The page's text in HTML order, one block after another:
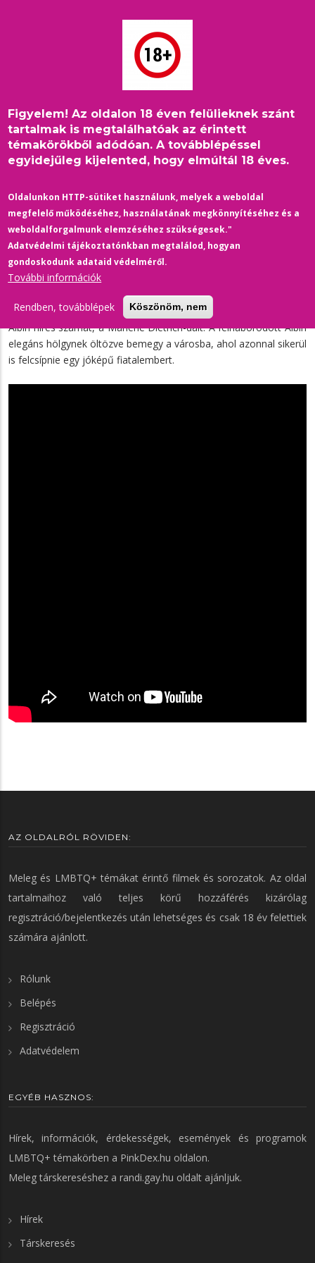
Figyelem! Az oldalon 18 éven felülieknek szánt
tartalmak is megtalálhatóak az érintett
témakörökből adódóan. A továbblépéssel
egyidejűleg kijelented, hogy elmúltál 18 éves.
Oldalunkon HTTP-sütiket használunk, melyek a weboldal
megfelelő működéséhez, használatának megkönnyítéséhez és a
weboldalforgalmunk elemzéséhez szükségesek."
Adatvédelmi tájékoztatónkban megtalálod, hogyan
gondoskodunk adataid védelméről.
További információk
Rendben, továbblépek Köszönöm, nem
La Cage aux Folles 2 /
Őrült nők ketrece 2 -
előzetes
29 March 2024/Comments
színes, szinkronos, francia, olasz, vígjáték, 101 perc, 1980
Az Őrült nők ketrecében megismert Renato és Albin újabb
kalamajkába keverednek. A lavinát ezúttal az indítja el, hogy
Renato a mulató új műsorában egy fiatal lánynak akarja adni
Albin híres számát, a Marlene Dietrich-dalt. A felháborodott Albin
elegáns hölgynek öltözve bemegy a városba, ahol azonnal sikerül
is felcsípnie egy jóképű fiatalembert.
AZ OLDALRÓL RÖVIDEN:
Meleg és LMBTQ+ témákat érintő filmek és sorozatok. Az oldal
tartalmaihoz való teljes körű hozzáférés kizárólag
regisztráció/bejelentkezés után lehetséges és csak 18 év felettiek
számára ajánlott.
Rólunk
Belépés
Regisztráció
Adatvédelem
EGYÉB HASZNOS:
Hírek, információk, érdekességek, események és programok
LMBTQ+ témakörben a PinkDex.hu oldalon.
Meleg társkereséshez a randi.gay.hu oldalt ajánljuk.
Hírek
Társkeresés